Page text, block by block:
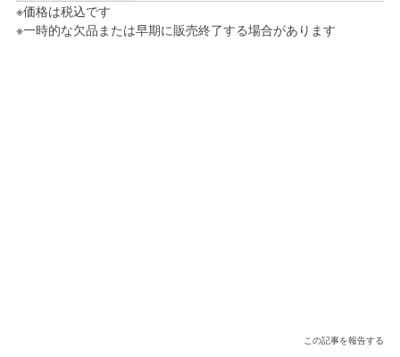
※価格は税込です
※一時的な欠品または早期に販売終了する場合があります
この記事を報告する